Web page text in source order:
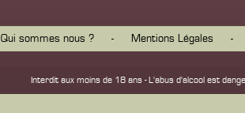
Qui sommes nous ? - Mentions Légales -
Interdit aux moins de 18 ans - L'abus d'alcool est